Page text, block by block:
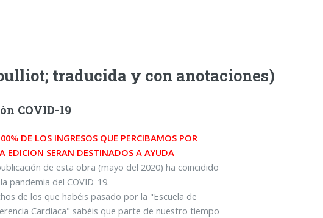
traducida y con anotaciones)
COVID-19
DE LOS INGRESOS QUE PERCIBAMOS POR
EDICION SERAN DESTINADOS A AYUDA
de esta obra (mayo del 2020) ha coincidido
pandemia del COVID-19.
de los que habéis pasado por la "Escuela de
Cardíaca" sabéis que parte de nuestro tiempo